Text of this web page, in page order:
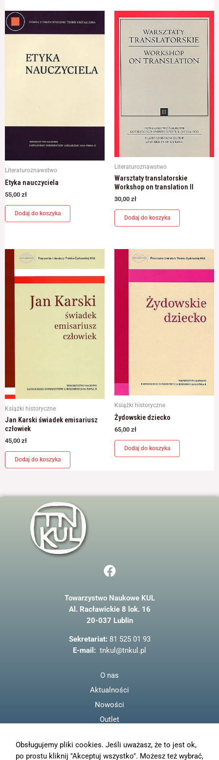
Literaturoznawstwo
Etyka nauczyciela
55,00 zł
Dodaj do koszyka
Literaturoznawstwo
Warsztaty translatorskie
Workshop on translation II
30,00 zł
Dodaj do koszyka
Książki historyczne
Jan Karski świadek emisariusz
człowiek
45,00 zł
Dodaj do koszyka
Książki historyczne
Żydowskie dziecko
65,00 zł
Dodaj do koszyka
F
a
e
b
o
o
k
Towarzystwo Naukowe KUL
Al. Racławickie 8 lok. 16
20-037 Lublin
Sekretariat: 81 525 01 93
E-mail: tnkul@tnkul.pl
O nas
Aktualności
Nowości
Outlet
Polityka prywatności
Obsługujemy pliki cookies. Jeśli uważasz, że to jest ok,
po prostu kliknij "Akceptuj wszystko". Możesz też wybrać,